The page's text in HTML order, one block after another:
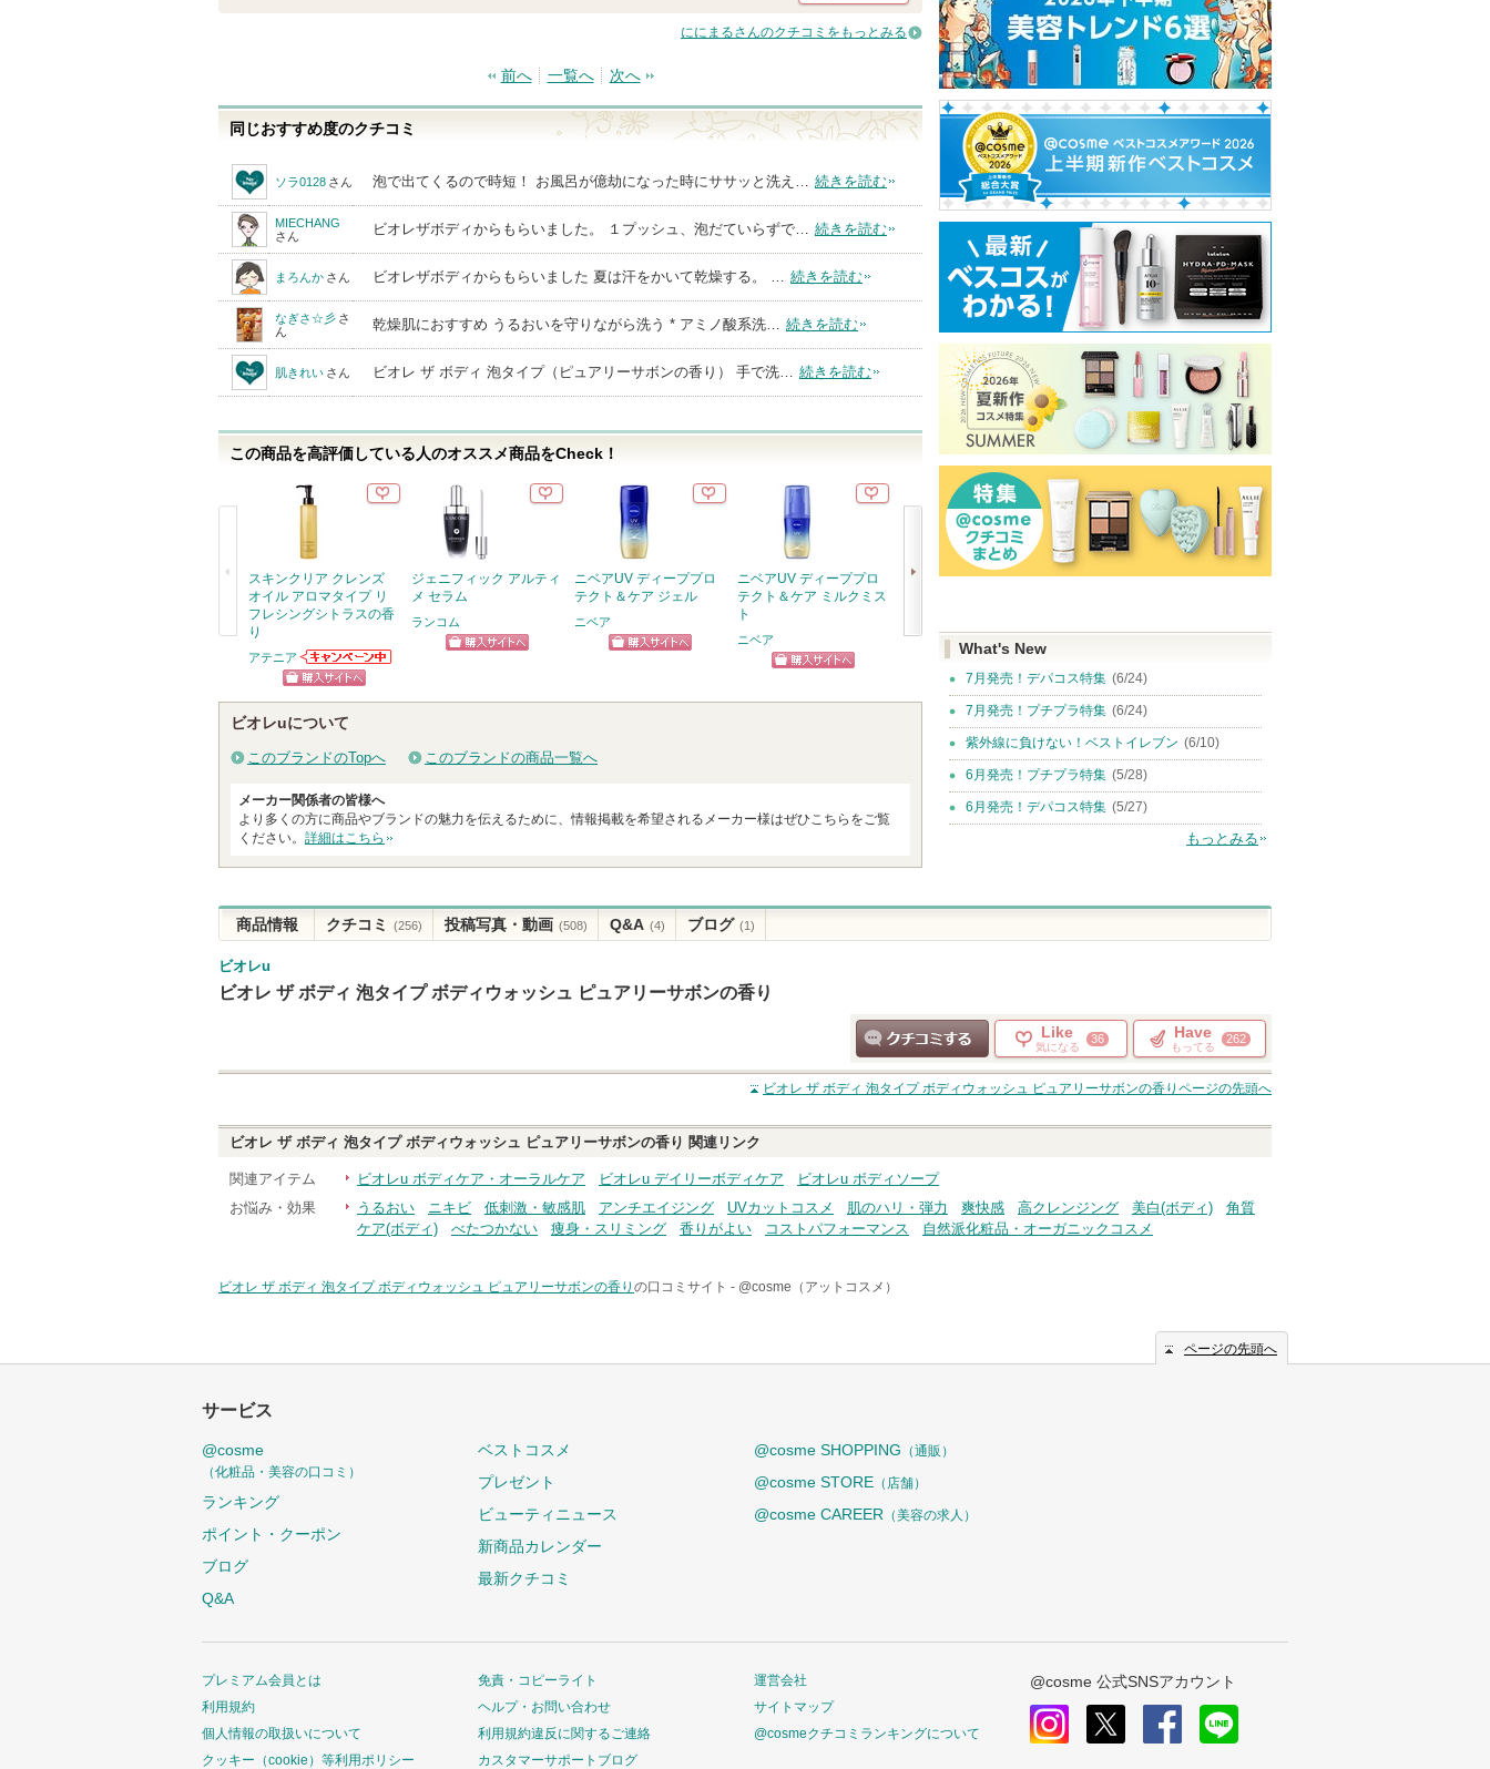
す
ににまるさんのクチコミをもっとみる
前へ 一覧へ 次へ
同じおすすめ度のクチコミ
ソラ0128 さん 泡で出てくるので時短！ お風呂が億劫になった時にササッと洗え… 続きを読む
MIECHANG
さん
ビオレザボディからもらいました。 １プッシュ、泡だていらずで… 続きを読む
まろんか さん ビオレザボディからもらいました 夏は汗をかいて乾燥する。 … 続きを読む
なぎさ☆彡 さ
ん
乾燥肌におすすめ うるおいを守りながら洗う * アミノ酸系洗… 続きを読む
肌きれい さん ビオレ ザ ボディ 泡タイプ（ピュアリーサボンの香り） 手で洗… 続きを読む
この商品を高評価している人のオススメ商品をCheck！
スキンクリア クレンズ
オイル アロマタイプ リ
フレシングシトラスの香
り
アテニア
アテニアからの
お知らせがあり
ます
ショッピン
グサイトへ
ジェニフィック アルティ
メ セラム
ランコム
ニベアUV ディーププロ
テクト＆ケア ジェル
ニベア
ニベアUV ディーププロ
テクト＆ケア ミルクミス
ト
ニベア
アトバリア365 クリーム
ショッピン
グサイトへ
デオドラントパテ
グサイトへ
タカミスキンピール
知らせがありま
ビオレuについて
このブランドのTopへ このブランドの商品一覧へ
メーカー関係者の皆様へ
より多くの方に商品やブランドの魅力を伝えるために、情報掲載を希望されるメーカー様はぜひこちらをご覧
ください。 詳細はこちら
What's New
7月発売！デパコス特集 (6/24)
7月発売！プチプラ特集 (6/24)
紫外線に負けない！ベストイレブン (6/10)
6月発売！プチプラ特集 (5/28)
6月発売！デパコス特集 (5/27)
もっとみる
商品情報 クチコミ (256) 投稿写真・動画 (508) Q&A (4) ブログ (1)
ビオレu
ビオレ ザ ボディ 泡タイプ ボディウォッシュ ピュアリーサボンの香り
クチコミする
Like
気になる
36 Have
もってる
262
ビオレ ザ ボディ 泡タイプ ボディウォッシュ ピュアリーサボンの香り ページの先頭へ
ビオレ ザ ボディ 泡タイプ ボディウォッシュ ピュアリーサボンの香り 関連リンク
関連アイテム ビオレu ボディケア・オーラルケア ビオレu デイリーボディケア
ビオレu ボディソープ
お悩み・効果
うるおい ニキビ 低刺激・敏感肌 アンチエイジング UVカットコスメ 肌のハリ・弾力 爽快感 高クレンジング 美白(ボディ)
角質
ケア(ボディ)
べたつかない 痩身・スリミング 香りがよい コストパフォーマンス 自然派化粧品・オーガニックコスメ
ビオレ ザ ボディ 泡タイプ ボディウォッシュ ピュアリーサボンの香り の口コミサイト - @cosme（アットコスメ）
ページの先頭へ
サービス
@cosme
（化粧品・美容の口コミ）
ランキング
ポイント・クーポン
ブログ
Q&A
ベストコスメ
プレゼント
ビューティニュース
新商品カレンダー
最新クチコミ
@cosme SHOPPING （通販）
@cosme STORE （店舗）
@cosme CAREER （美容の求人）
プレミアム会員とは
利用規約
個人情報の取扱いについて
クッキー（cookie）等利用ポリシー
免責・コピーライト
ヘルプ・お問い合わせ
利用規約違反に関するご連絡
カスタマーサポートブログ
運営会社
サイトマップ
@cosmeクチコミランキングについて
@cosme 公式SNSアカウント